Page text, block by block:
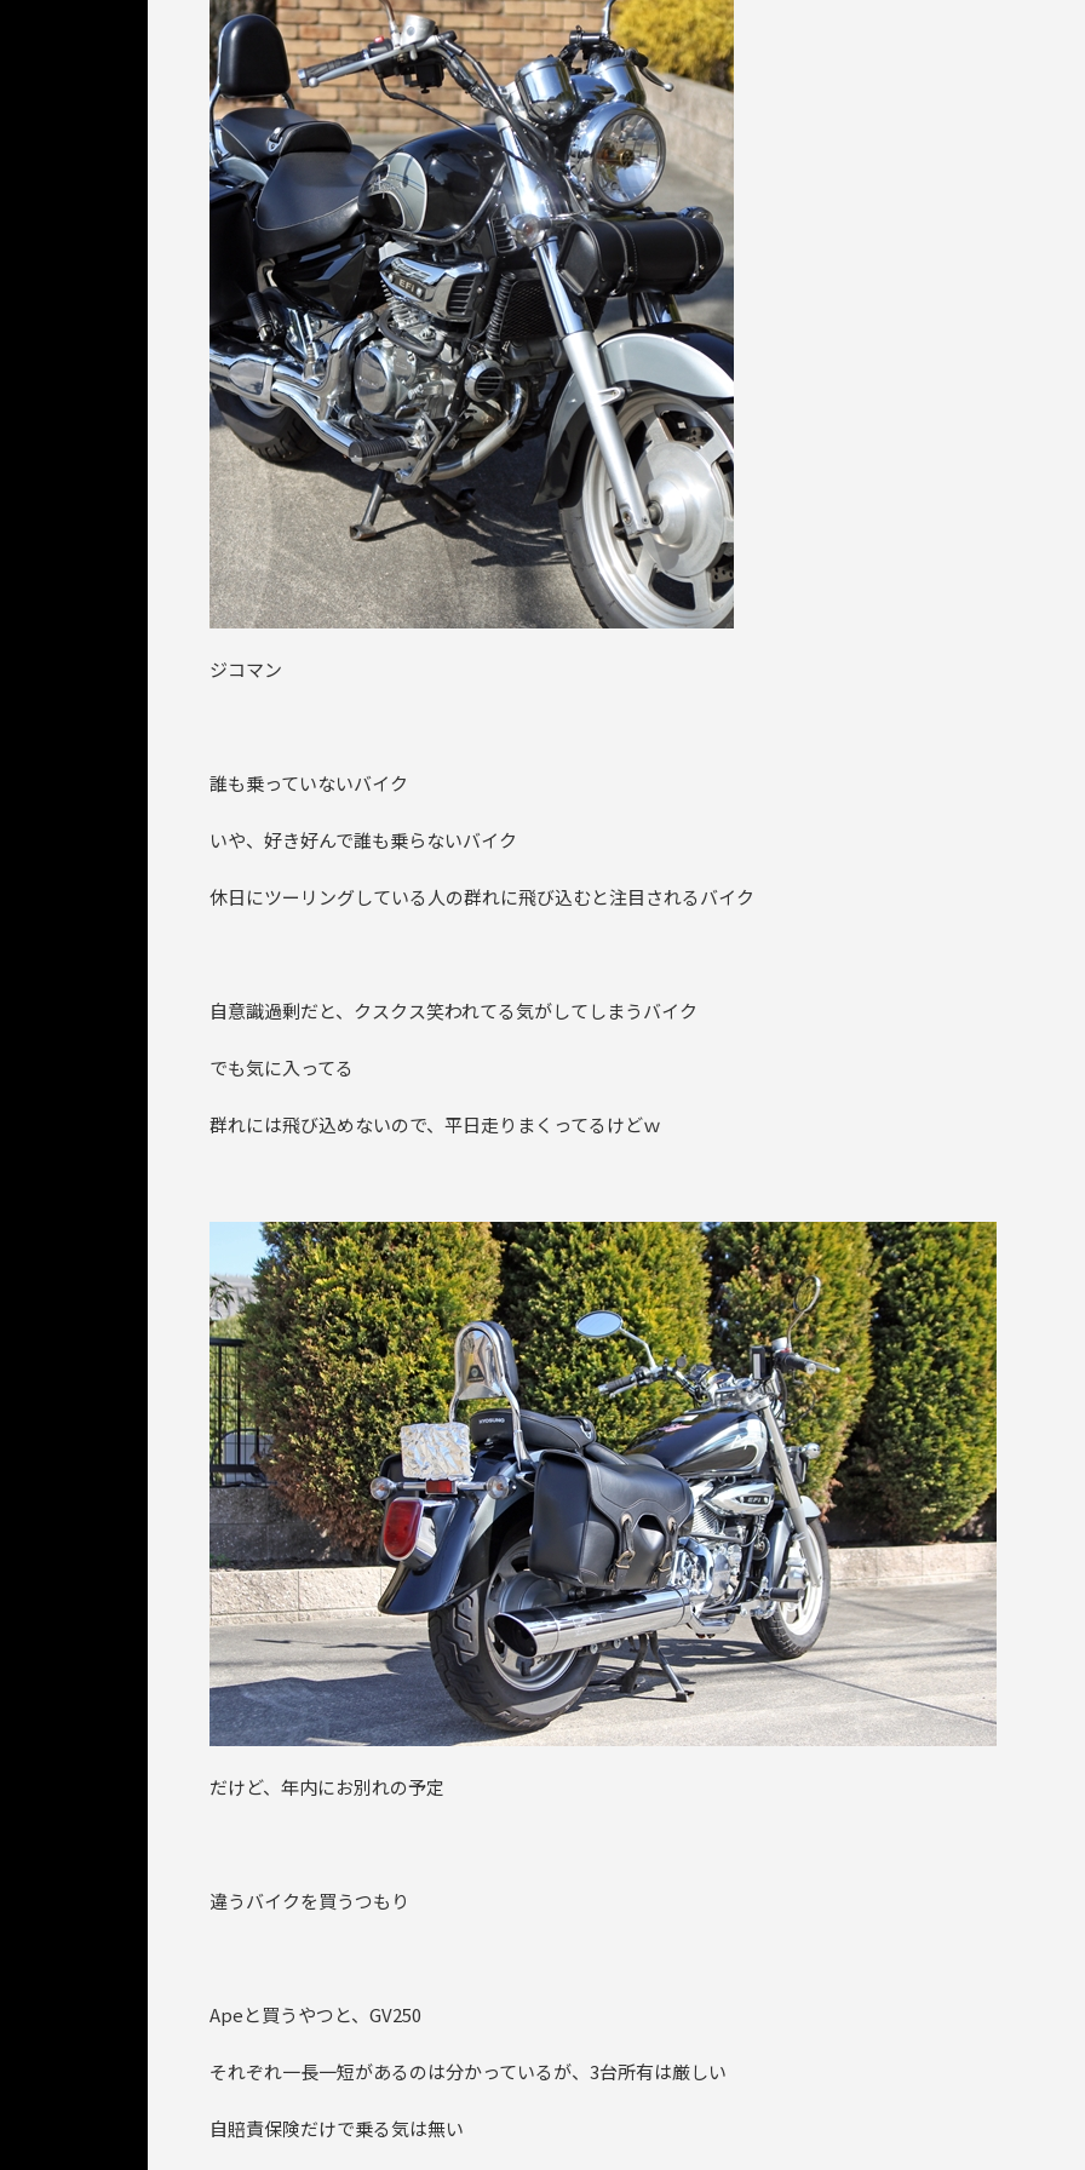
ジコマン
誰も乗っていないバイク
いや、好き好んで誰も乗らないバイク
休日にツーリングしている人の群れに飛び込むと注目されるバイク
自意識過剰だと、クスクス笑われてる気がしてしまうバイク
でも気に入ってる
群れには飛び込めないので、平日走りまくってるけどｗ
だけど、年内にお別れの予定
違うバイクを買うつもり
Apeと買うやつと、GV250
それぞれ一長一短があるのは分かっているが、3台所有は厳しい
自賠責保険だけで乗る気は無い